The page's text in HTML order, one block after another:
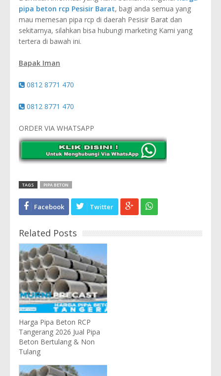
pipa beton rcp Pesisir Barat, bagi anda semua yang
mau memesan pipa rcp di daerah Pesisir Barat dan
sekitarnya, silahkan bisa hubungi marketing Kami yang
tertera di bawah ini.
Bapak Iman
0812 8771 470
0812 8771 470
ORDER VIA WHATSAPP
TAGS PIPA BETON
Facebook Twitter
Related Posts
Harga Pipa Beton RCP
Tangerang 2026 Jual Pipa
Beton Bertulang & Non
Tulang